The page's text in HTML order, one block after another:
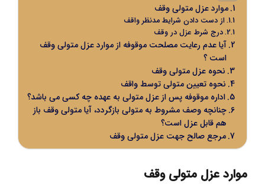
موارد عزل متولی وقف
از دست دادن شرایط مدنظر واقف
درج شرط عزل در وقف
آیا عدم رعایت مصلحت موقوفه از موارد عزل متولی وقف
است ؟
نحوه عزل متولی وقف
نحوه تعیین متولی توسط واقف
اداره موقوفه پس از عزل متولی به عهده چه کسی می باشد؟
چنانچه وصف مشروط به متولی بازگردد، آیا متولی وقف باز
هم قابل عزل است؟
مرجع صالح جهت عزل متولی وقف
موارد عزل متولی وقف